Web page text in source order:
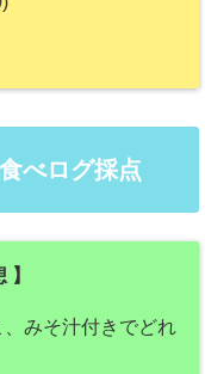
べログ採点
、みそ汁付きでどれ